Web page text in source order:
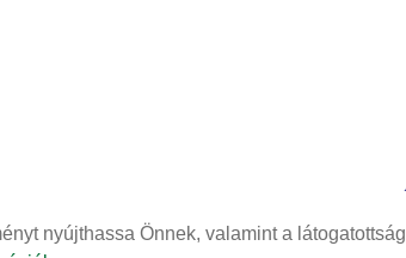
kezelése Akadálymentesítési nyilatkozat
nyújthassa Önnek, valamint a látogatottság